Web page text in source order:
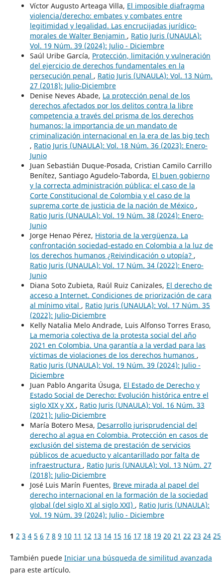
Víctor Augusto Arteaga Villa, El imposible diafragma
violencia/derecho: embates y combates entre
legitimidad y legalidad. Las encrucijadas jurídico-
morales de Walter Benjamin , Ratio Juris (UNAULA):
Vol. 19 Núm. 39 (2024): Julio - Diciembre
Saúl Uribe García, Protección, limitación y vulneración
del ejercicio de derechos fundamentales en la
persecución penal , Ratio Juris (UNAULA): Vol. 13 Núm.
27 (2018): Julio-Diciembre
Denise Neves Abade, La protección penal de los
derechos afectados por los delitos contra la libre
competencia a través del prisma de los derechos
humanos: la importancia de un mandato de
criminalización internacional en la era de las big tech
, Ratio Juris (UNAULA): Vol. 18 Núm. 36 (2023): Enero-
Junio
Juan Sebastián Duque-Posada, Cristian Camilo Carrillo
Benítez, Santiago Agudelo-Taborda, El buen gobierno
y la correcta administración pública: el caso de la
Corte Constitucional de Colombia y el caso de la
suprema corte de justicia de la nación de México ,
Ratio Juris (UNAULA): Vol. 19 Núm. 38 (2024): Enero-
Junio
Jorge Henao Pérez, Historia de la vergüenza. La
confrontación sociedad-estado en Colombia a la luz de
los derechos humanos ¿Reivindicación o utopía? ,
Ratio Juris (UNAULA): Vol. 17 Núm. 34 (2022): Enero-
Junio
Diana Soto Zubieta, Raúl Ruiz Canizales, El derecho de
acceso a Internet. Condiciones de priorización de cara
al mínimo vital , Ratio Juris (UNAULA): Vol. 17 Núm. 35
(2022): Julio-Diciembre
Kelly Natalia Melo Andrade, Luis Alfonso Torres Eraso,
La memoria colectiva de la protesta social del año
2021 en Colombia. Una garantía a la verdad para las
víctimas de violaciones de los derechos humanos ,
Ratio Juris (UNAULA): Vol. 19 Núm. 39 (2024): Julio -
Diciembre
Juan Pablo Angarita Úsuga, El Estado de Derecho y
Estado Social de Derecho: Evolución histórica entre el
siglo XIX y XX , Ratio Juris (UNAULA): Vol. 16 Núm. 33
(2021): Julio-Diciembre
María Botero Mesa, Desarrollo jurisprudencial del
derecho al agua en Colombia. Protección en casos de
exclusión del sistema de prestación de servicios
públicos de acueducto y alcantarillado por falta de
infraestructura , Ratio Juris (UNAULA): Vol. 13 Núm. 27
(2018): Julio-Diciembre
José Luis Marín Fuentes, Breve mirada al papel del
derecho internacional en la formación de la sociedad
global (del siglo XI al siglo XXI) , Ratio Juris (UNAULA):
Vol. 19 Núm. 39 (2024): Julio - Diciembre
1 2 3 4 5 6 7 8 9 10 11 12 13 14 15 16 17 18 19 20 21 22 23 24 25
También puede Iniciar una búsqueda de similitud avanzada
para este artículo.